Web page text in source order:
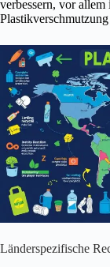
verbessern, vor
Länderspezifische